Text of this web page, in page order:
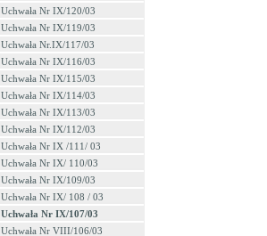
Uchwała Nr IX/120/03
Uchwała Nr IX/119/03
Uchwała Nr.IX/117/03
Uchwała Nr IX/116/03
Uchwała Nr IX/115/03
Uchwała Nr IX/114/03
Uchwała Nr IX/113/03
Uchwała Nr IX/112/03
Uchwała Nr IX /111/ 03
Uchwała Nr IX/ 110/03
Uchwała Nr IX/109/03
Uchwała Nr IX/ 108 / 03
Uchwała Nr IX/107/03
Uchwała Nr VIII/106/03